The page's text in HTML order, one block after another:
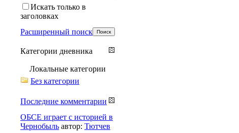
Искать только в
заголовках
Расширенный поиск
Категории дневника
Локальные категории
Без категории
Последние комментарии
ОБСЕ играет с историей в
Чернобыль автор: Тютчев